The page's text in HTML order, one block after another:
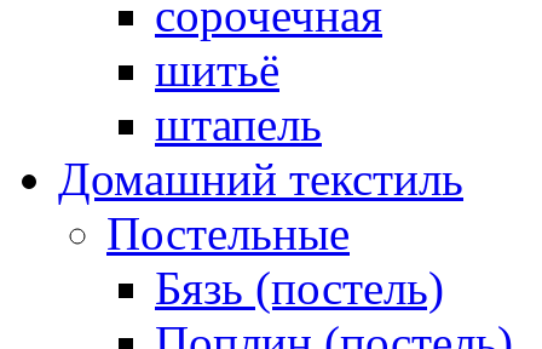
сорочечная
шитьё
штапель
Домашний текстиль
Постельные
Бязь (постель)